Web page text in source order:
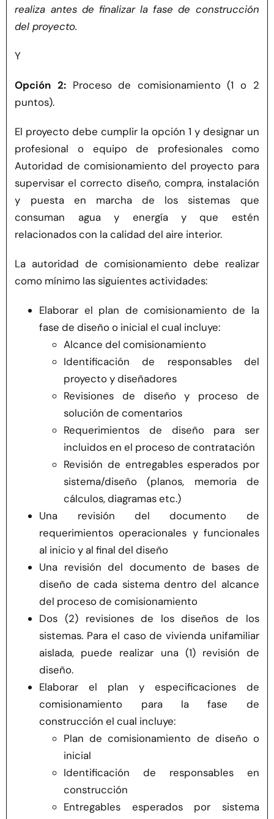
realiza antes de finalizar la fase de construcción
del proyecto.
Y
Opción 2:Proceso de comisionamiento (1 o 2
puntos).
El proyecto debe cumplir la opción 1 y designar un
profesional o equipo de profesionales como
Autoridad de comisionamiento del proyecto para
supervisar el correcto diseño, compra, instalación
y puesta en marcha de los sistemas que
consuman agua y energía y que estén
relacionados con la calidad del aire interior.
La autoridad de comisionamiento debe realizar
como mínimo las siguientes actividades:
Elaborar el plan de comisionamiento de la
fase de diseño o inicial el cual incluye:
Alcance del comisionamiento
Identificación de responsables del
proyecto y diseñadores
Revisiones de diseño y proceso de
solución de comentarios
Requerimientos de diseño para ser
incluidos en el proceso de contratación
Revisión de entregables esperados por
sistema/diseño (planos, memoria de
cálculos, diagramas etc.)
Una revisión del documento de
requerimientos operacionales y funcionales
al inicio y al final del diseño
Una revisión del documento de bases de
diseño de cada sistema dentro del alcance
del proceso de comisionamiento
Dos (2) revisiones de los diseños de los
sistemas. Para el caso de vivienda unifamiliar
aislada, puede realizar una (1) revisión de
diseño.
Elaborar el plan y especificaciones de
comisionamiento para la fase de
construcción el cual incluye:
Plan de comisionamiento de diseño o
inicial
Identificación de responsables en
construcción
Entregables esperados por sistema